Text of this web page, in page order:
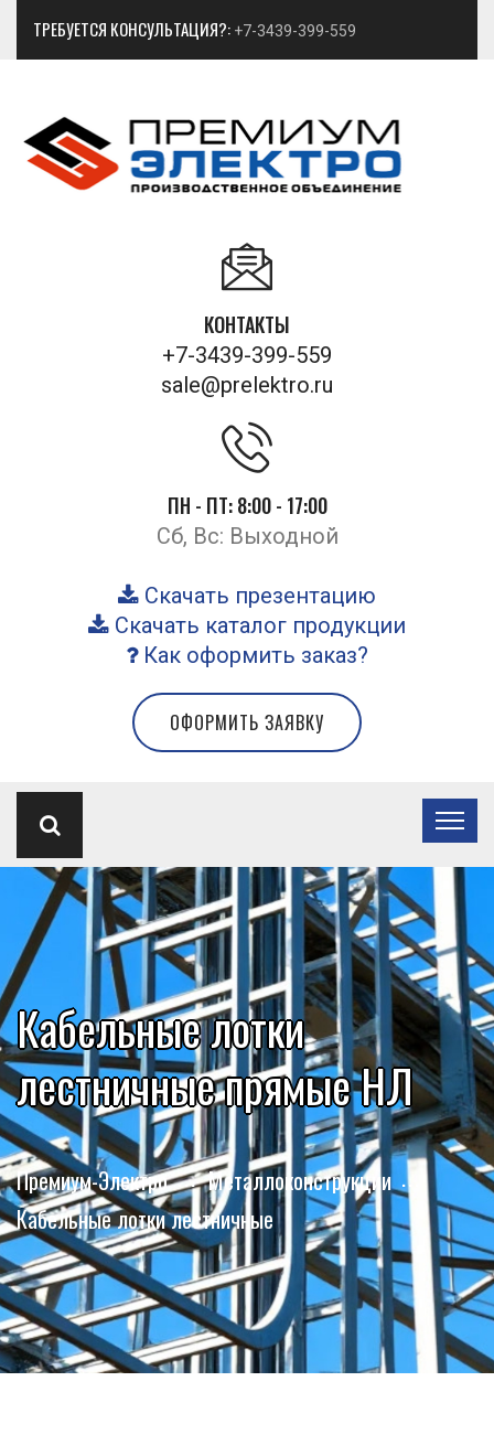
ТРЕБУЕТСЯ КОНСУЛЬТАЦИЯ?: +7-3439-399-559
КОНТАКТЫ
+7-3439-399-559
sale@prelektro.ru
ПН - ПТ: 8:00 - 17:00
Сб, Вс: Выходной
Скачать презентацию
Скачать каталог продукции
Как оформить заказ?
ОФОРМИТЬ ЗАЯВКУ
Кабельные лотки
лестничные прямые НЛ
Премиум-Электро
Металлоконструкции
Кабельные лотки лестничные